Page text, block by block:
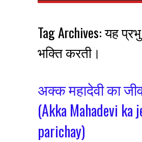
Tag Archives:यह
भक्ति करती।
अक्क महादेवी का
(Akka Mahadevi ka
parichay)